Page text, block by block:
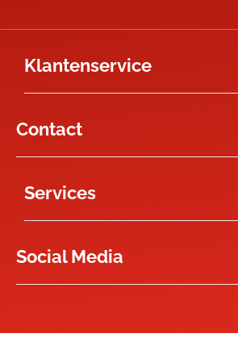
Klantenservice
Contact
Services
Social Media